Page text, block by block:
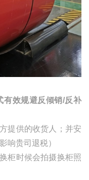
有效规避反倾销/反补
提供的收货人；并安
响贵司退税）
柜时候会拍摄换柜照